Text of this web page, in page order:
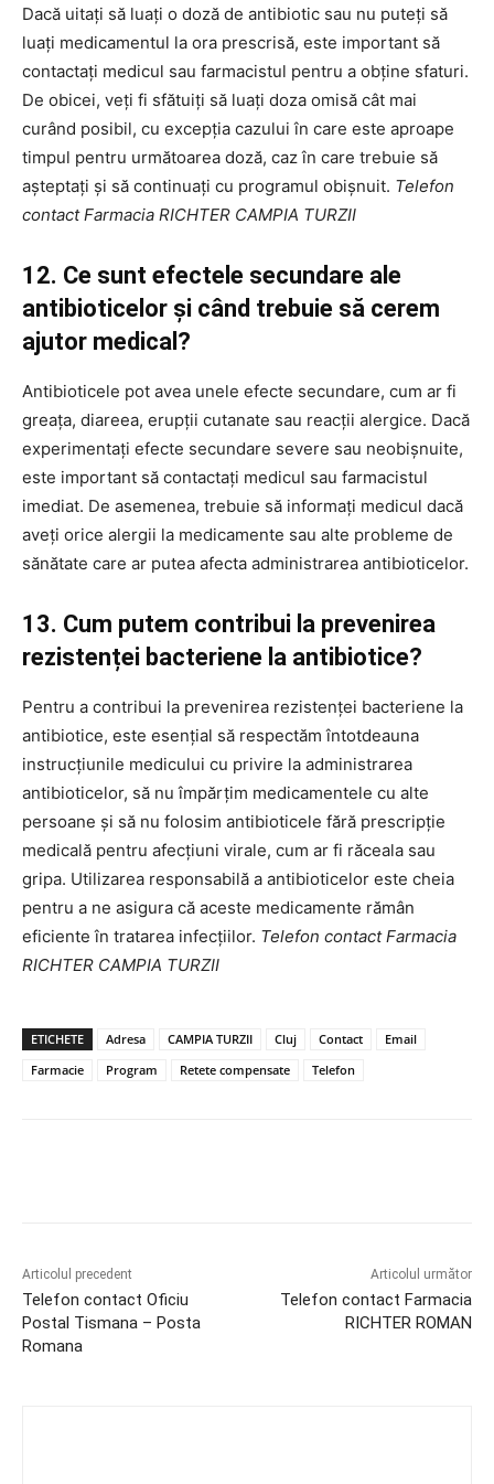
Dacă uitați să luați o doză de antibiotic sau nu puteți să
luați medicamentul la ora prescrisă, este important să
contactați medicul sau farmacistul pentru a obține sfaturi.
De obicei, veți fi sfătuiți să luați doza omisă cât mai
curând posibil, cu excepția cazului în care este aproape
timpul pentru următoarea doză, caz în care trebuie să
așteptați și să continuați cu programul obișnuit. Telefon
contact Farmacia RICHTER CAMPIA TURZII
12. Ce sunt efectele secundare ale
antibioticelor și când trebuie să cerem
ajutor medical?
Antibioticele pot avea unele efecte secundare, cum ar fi
greața, diareea, erupții cutanate sau reacții alergice. Dacă
experimentați efecte secundare severe sau neobișnuite,
este important să contactați medicul sau farmacistul
imediat. De asemenea, trebuie să informați medicul dacă
aveți orice alergii la medicamente sau alte probleme de
sănătate care ar putea afecta administrarea antibioticelor.
13. Cum putem contribui la prevenirea
rezistenței bacteriene la antibiotice?
Pentru a contribui la prevenirea rezistenței bacteriene la
antibiotice, este esențial să respectăm întotdeauna
instrucțiunile medicului cu privire la administrarea
antibioticelor, să nu împărțim medicamentele cu alte
persoane și să nu folosim antibioticele fără prescripție
medicală pentru afecțiuni virale, cum ar fi răceala sau
gripa. Utilizarea responsabilă a antibioticelor este cheia
pentru a ne asigura că aceste medicamente rămân
eficiente în tratarea infecțiilor. Telefon contact Farmacia
RICHTER CAMPIA TURZII
ETICHETE Adresa CAMPIA TURZII Cluj Contact
Email
Farmacie
Program Retete compensate Telefon
Articolul precedent
Telefon contact Oficiu
Postal Tismana – Posta
Romana
Articolul următor
Telefon contact Farmacia
RICHTER ROMAN